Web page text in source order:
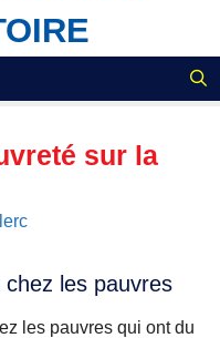
sur la
les pauvres
les pauvres qui ont du